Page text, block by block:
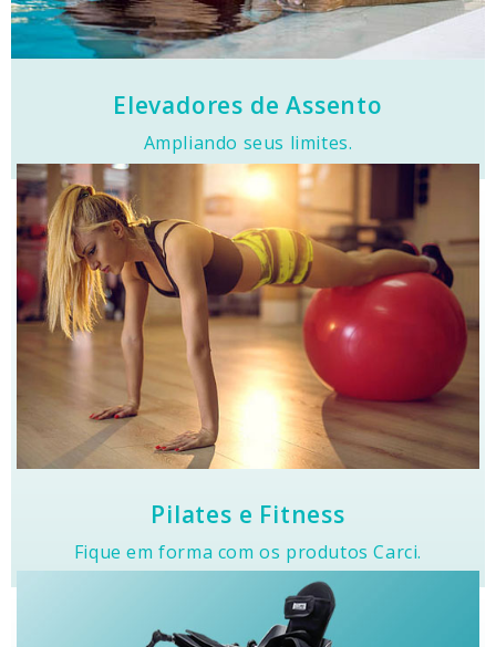
Elevadores de Assento
Ampliando seus limites.
Segurança e autonomia para
dificuldades motoras temporária ou
Pilates e Fitness
Fique em forma com os produtos Carci.
Ampla linha de produtos para Pilates e
Fitness
Clique e Conheça